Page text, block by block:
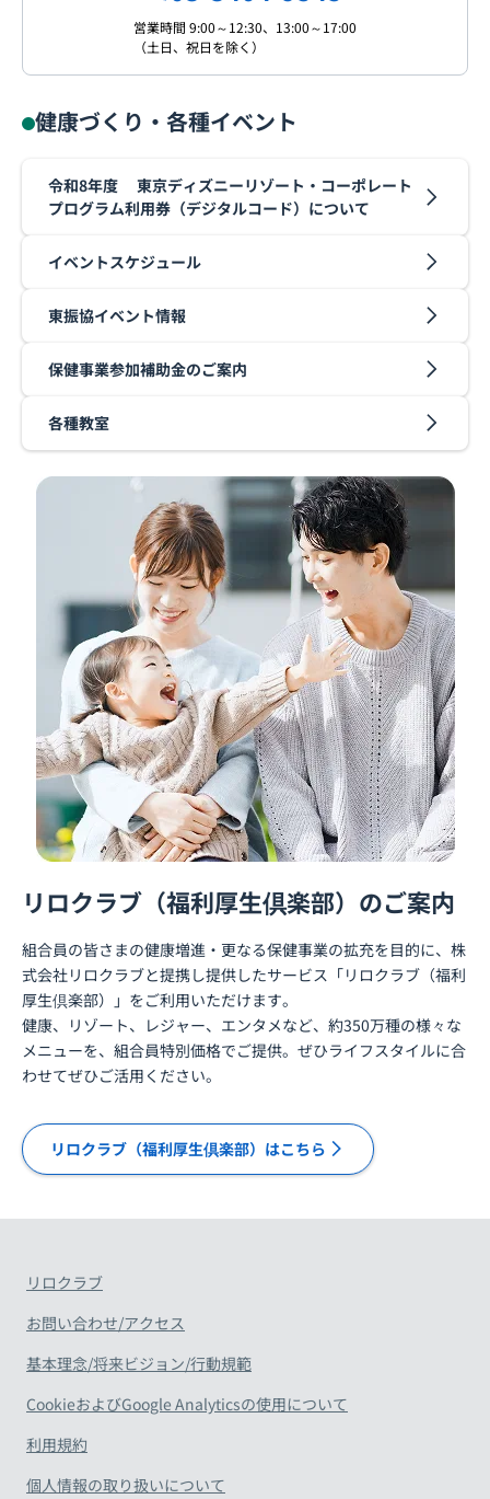
営業時間 9:00～12:30、13:00～17:00
（土日、祝日を除く）
健康づくり・各種イベント
令和8年度 東京ディズニーリゾート・コーポレート
プログラム利用券（デジタルコード）について
イベントスケジュール
東振協イベント情報
保健事業参加補助金のご案内
各種教室
リロクラブ（福利厚生倶楽部）のご案内
組合員の皆さまの健康増進・更なる保健事業の拡充を目的に、株
式会社リロクラブと提携し提供したサービス「リロクラブ（福利
厚生倶楽部）」をご利用いただけます。
健康、リゾート、レジャー、エンタメなど、約350万種の様々な
メニューを、組合員特別価格でご提供。ぜひライフスタイルに合
わせてぜひご活用ください。
リロクラブ（福利厚生倶楽部）はこちら
リロクラブ
お問い合わせ/アクセス
基本理念/将来ビジョン/行動規範
CookieおよびGoogle Analyticsの使用について
利用規約
個人情報の取り扱いについて